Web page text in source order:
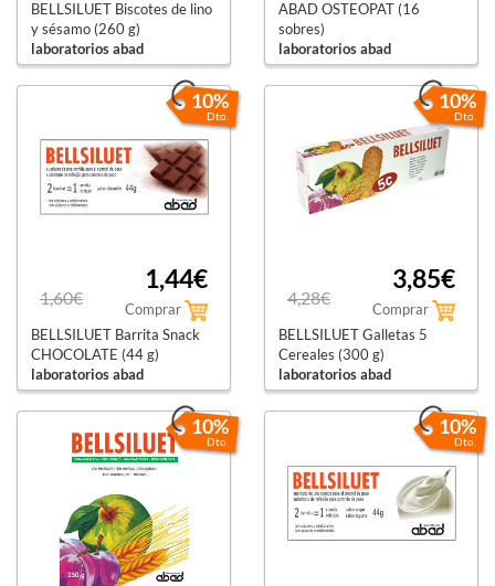
BELLSILUET Biscotes de lino
y sésamo (260 g)
laboratorios abad
ABAD OSTEOPAT (16
sobres)
laboratorios abad
10%
Dto.
1,60€
1,44€
Comprar
BELLSILUET Barrita Snack
CHOCOLATE (44 g)
laboratorios abad
10%
Dto.
4,28€
3,85€
Comprar
BELLSILUET Galletas 5
Cereales (300 g)
laboratorios abad
10%
Dto.
10%
Dto.